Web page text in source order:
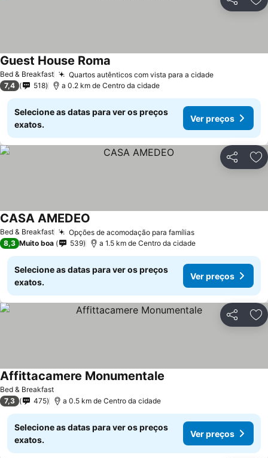
Partilhar
Bed & Breakfast Quartos autênticos com vista para a cidadeVer preços
Guest House Roma
7,4 518 a 0.2 km de Centro da cidade
Selecione as datas para ver os preços
exatos.
Ver preços
Partilhar
Bed & Breakfast Opções de acomodação para famíliasVer preços
CASA AMEDEO
8,3 Muito boa 539 a 1.5 km de Centro da cidade
Selecione as datas para ver os preços
exatos.
Ver preços
Partilhar
Bed & Breakfast
Affittacamere Monumentale
7,3 475 a 0.5 km de Centro da cidade
Selecione as datas para ver os preços
exatos.
Ver preços